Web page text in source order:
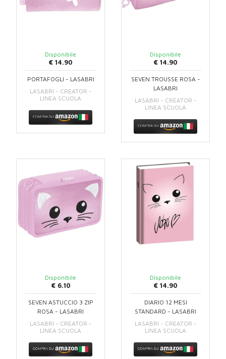
Disponibile
€ 14.90
PORTAFOGLI - LASABRI
LASABRI - CREATOR -
LINEA SCUOLA
Disponibile
€ 14.90
SEVEN TROUSSE ROSA -
LASABRI
LASABRI - CREATOR -
LINEA SCUOLA
Disponibile
€ 6.10
SEVEN ASTUCCIO 3 ZIP
ROSA - LASABRI
LASABRI - CREATOR -
LINEA SCUOLA
Disponibile
€ 14.90
DIARIO 12 MESI
STANDARD - LASABRI
LASABRI - CREATOR -
LINEA SCUOLA